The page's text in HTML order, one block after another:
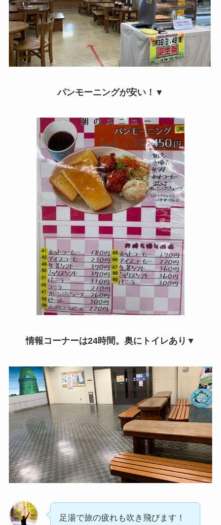
パンモーニングが安い！▼
情報コーナーは24時間。奥にトイレあり▼
足湯で旅の疲れも吹き飛びます！